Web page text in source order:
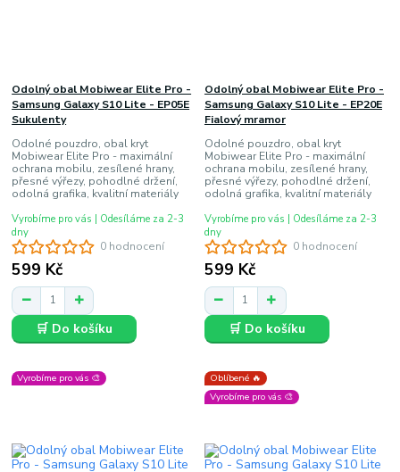
0 hodnocení
Odolný obal Mobiwear Elite Pro -
Samsung Galaxy S10 Lite - EP05E
Sukulenty
Odolné pouzdro, obal kryt
Mobiwear Elite Pro - maximální
ochrana mobilu, zesílené hrany,
přesné výřezy, pohodlné držení,
odolná grafika, kvalitní materiály
599 Kč
Vyrobíme pro vás | Odesíláme za 2-3
dny
🛒 Do košíku
0 hodnocení
Odolný obal Mobiwear Elite Pro -
Samsung Galaxy S10 Lite - EP20E
Fialový mramor
Odolné pouzdro, obal kryt
Mobiwear Elite Pro - maximální
ochrana mobilu, zesílené hrany,
přesné výřezy, pohodlné držení,
odolná grafika, kvalitní materiály
599 Kč
Vyrobíme pro vás | Odesíláme za 2-3
dny
🛒 Do košíku
Vyrobíme pro vás 🎨
Oblíbené 🔥
Vyrobíme pro vás 🎨